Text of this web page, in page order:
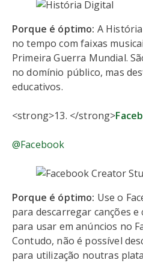
Porque é óptimo: A
no tempo com faixas
Primeira Guerra Mundial.
no domínio público, mas
educativos.
<strong>13. </strong>
@Facebook
Porque é óptimo: Use o
para descarregar canções
para usar em anúncios no
Contudo, não é possível
para utilização noutras